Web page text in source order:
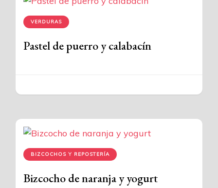
VERDURAS
Pastel de puerro y calabacín
BIZCOCHOS Y REPOSTERÍA
Bizcocho de naranja y yogurt